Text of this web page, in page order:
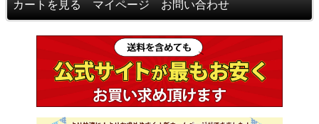
カートを見る マイページ お問い合わせ